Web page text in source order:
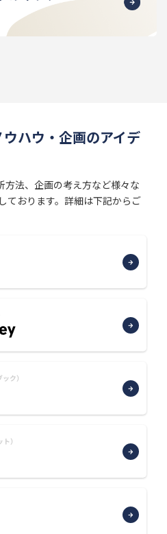
ハウ・企画のアイデ
法、企画の考え方など様々な
ております。詳細は下記からご